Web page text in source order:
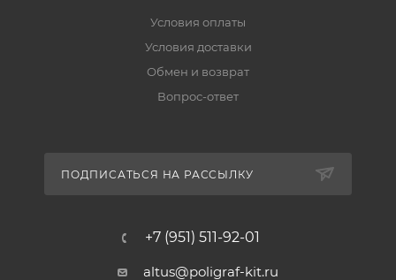
Условия оплаты
Условия доставки
Обмен и возврат
Вопрос-ответ
ПОДПИСАТЬСЯ НА РАССЫЛКУ
+7 (951) 511-92-01
altus@poligraf-kit.ru